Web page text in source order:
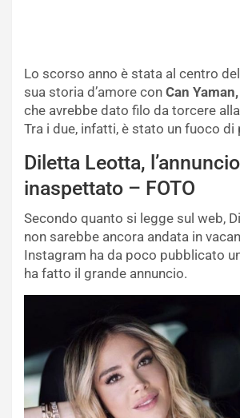
Lo scorso anno è stata al centro
sua storia d’amore con Can Yaman,
che avrebbe dato filo da torcere
Tra i due, infatti, è stato un fuoco di
Diletta Leotta, l’annuncio
inaspettato – FOTO
Secondo quanto si legge sul web,
non sarebbe ancora andata in
Instagram ha da poco pubblicato
ha fatto il grande annuncio.